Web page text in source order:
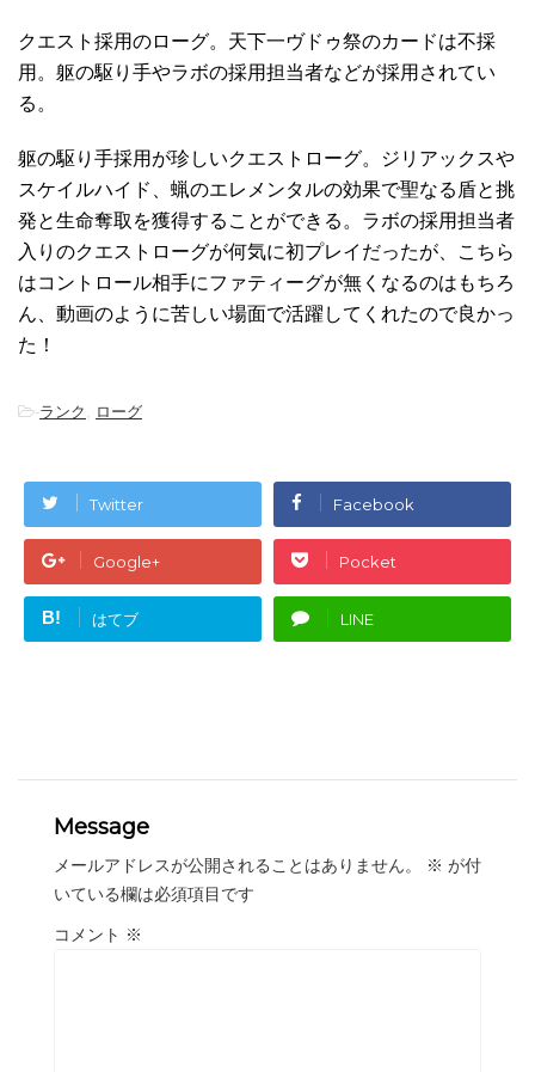
クエスト採用のローグ。天下一ヴドゥ祭のカードは不採
用。躯の駆り手やラボの採用担当者などが採用されてい
る。
躯の駆り手採用が珍しいクエストローグ。ジリアックスや
スケイルハイド、蝋のエレメンタルの効果で聖なる盾と挑
発と生命奪取を獲得することができる。ラボの採用担当者
入りのクエストローグが何気に初プレイだったが、こちら
はコントロール相手にファティーグが無くなるのはもちろ
ん、動画のように苦しい場面で活躍してくれたので良かっ
た！
-ランク , ローグ
Twitter Facebook
Google+ Pocket
B! はてブ LINE
Message
メールアドレスが公開されることはありません。 ※ が付
いている欄は必須項目です
コメント ※